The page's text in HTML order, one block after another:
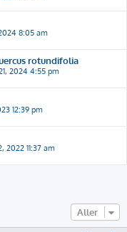
8:05 am
rotundifolia
2024 4:55 pm
12:39 pm
2022 11:37 am
Aller